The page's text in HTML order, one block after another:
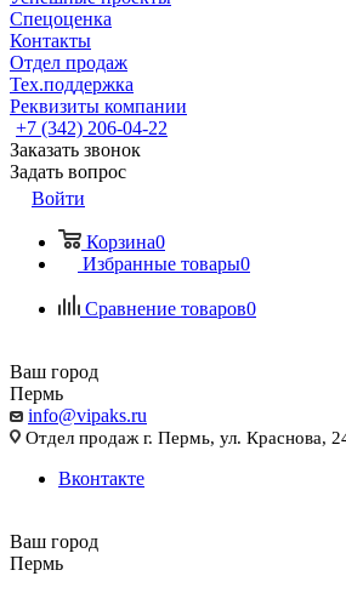
Спецоценка
Контакты
Отдел продаж
Тех.поддержка
Реквизиты компании
+7 (342) 206-04-22
Заказать звонок
Задать вопрос
Войти
Корзина0
Избранные товары0
Сравнение товаров0
Ваш город
Пермь
info@vipaks.ru
Отдел продаж г. Пермь, ул. Краснова,
Вконтакте
Ваш город
Пермь